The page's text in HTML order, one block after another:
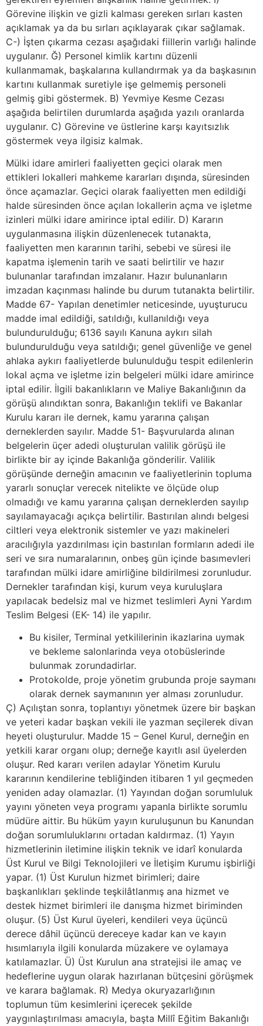
Görevine ilişkin ve gizli kalması gereken sırları kasten
açıklamak ya da bu sırları açıklayarak çıkar sağlamak.
C-) İşten çıkarma cezası aşağıdaki fiillerin varlığı halinde
uygulanır. Ğ) Personel kimlik kartını düzenli
kullanmamak, başkalarına kullandırmak ya da başkasının
kartını kullanmak suretiyle işe gelmemiş personeli
gelmiş gibi göstermek. B) Yevmiye Kesme Cezası
aşağıda belirtilen durumlarda aşağıda yazılı oranlarda
uygulanır. C) Görevine ve üstlerine karşı kayıtsızlık
göstermek veya ilgisiz kalmak.
Mülki idare amirleri faaliyetten geçici olarak men
ettikleri lokalleri mahkeme kararları dışında, süresinden
önce açamazlar. Geçici olarak faaliyetten men edildiği
halde süresinden önce açılan lokallerin açma ve işletme
izinleri mülki idare amirince iptal edilir. D) Kararın
uygulanmasına ilişkin düzenlenecek tutanakta,
faaliyetten men kararının tarihi, sebebi ve süresi ile
kapatma işlemenin tarih ve saati belirtilir ve hazır
bulunanlar tarafından imzalanır. Hazır bulunanların
imzadan kaçınması halinde bu durum tutanakta belirtilir.
Madde 67- Yapılan denetimler neticesinde, uyuşturucu
madde imal edildiği, satıldığı, kullanıldığı veya
bulundurulduğu; 6136 sayılı Kanuna aykırı silah
bulundurulduğu veya satıldığı; genel güvenliğe ve genel
ahlaka aykırı faaliyetlerde bulunulduğu tespit edilenlerin
lokal açma ve işletme izin belgeleri mülki idare amirince
iptal edilir. İlgili bakanlıkların ve Maliye Bakanlığının da
görüşü alındıktan sonra, Bakanlığın teklifi ve Bakanlar
Kurulu kararı ile dernek, kamu yararına çalışan
derneklerden sayılır. Madde 51- Başvurularda alınan
belgelerin üçer adedi oluşturulan valilik görüşü ile
birlikte bir ay içinde Bakanlığa gönderilir. Valilik
görüşünde derneğin amacının ve faaliyetlerinin topluma
yararlı sonuçlar verecek nitelikte ve ölçüde olup
olmadığı ve kamu yararına çalışan derneklerden sayılıp
sayılamayacağı açıkça belirtilir. Bastırılan alındı belgesi
ciltleri veya elektronik sistemler ve yazı makineleri
aracılığıyla yazdırılması için bastırılan formların adedi ile
seri ve sıra numaralarının, onbeş gün içinde basımevleri
tarafından mülki idare amirliğine bildirilmesi zorunludur.
Dernekler tarafından kişi, kurum veya kuruluşlara
yapılacak bedelsiz mal ve hizmet teslimleri Ayni Yardım
Teslim Belgesi (EK- 14) ile yapılır.
Bu kisiler, Terminal yetkililerinin ikazlarina uymak
ve bekleme salonlarinda veya otobüslerinde
bulunmak zorundadirlar.
Protokolde, proje yönetim grubunda proje saymanı
olarak dernek saymanının yer alması zorunludur.
Ç) Açılıştan sonra, toplantıyı yönetmek üzere bir başkan
ve yeteri kadar başkan vekili ile yazman seçilerek divan
heyeti oluşturulur. Madde 15 – Genel Kurul, derneğin en
yetkili karar organı olup; derneğe kayıtlı asıl üyelerden
oluşur. Red kararı verilen adaylar Yönetim Kurulu
kararının kendilerine tebliğinden itibaren 1 yıl geçmeden
yeniden aday olamazlar. (1) Yayından doğan sorumluluk
yayını yöneten veya programı yapanla birlikte sorumlu
müdüre aittir. Bu hüküm yayın kuruluşunun bu Kanundan
doğan sorumluluklarını ortadan kaldırmaz. (1) Yayın
hizmetlerinin iletimine ilişkin teknik ve idarî konularda
Üst Kurul ve Bilgi Teknolojileri ve İletişim Kurumu işbirliği
yapar. (1) Üst Kurulun hizmet birimleri; daire
başkanlıkları şeklinde teşkilâtlanmış ana hizmet ve
destek hizmet birimleri ile danışma hizmet biriminden
oluşur. (5) Üst Kurul üyeleri, kendileri veya üçüncü
derece dâhil üçüncü dereceye kadar kan ve kayın
hısımlarıyla ilgili konularda müzakere ve oylamaya
katılamazlar. Ü) Üst Kurulun ana stratejisi ile amaç ve
hedeflerine uygun olarak hazırlanan bütçesini görüşmek
ve karara bağlamak. R) Medya okuryazarlığının
toplumun tüm kesimlerini içerecek şekilde
yaygınlaştırılması amacıyla, başta Millî Eğitim Bakanlığı